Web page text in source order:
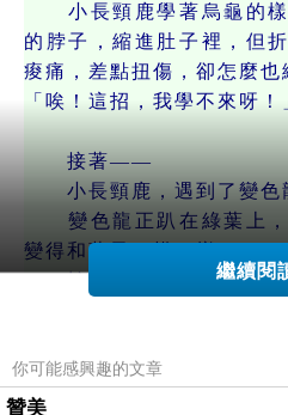
小長頸鹿學著烏龜的樣
的脖子，縮進肚子裡，但
痠痛，差點扭傷，卻怎麼
「唉！這招，我學不來呀！
接著——
小長頸鹿，遇到了變色
變色龍正趴在綠葉上，
變得和葉子一模一樣。
蛇從一旁經過，完全沒
道‥
「變色龍先生！請告訴我，
繼續閱
你可能感興趣的文章
贊美